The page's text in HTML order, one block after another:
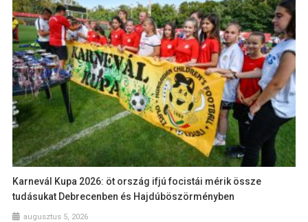
Karnevál Kupa 2026: öt ország ifjú focistái mérik össze
tudásukat Debrecenben és Hajdúböszörményben
augusztus 5, 2026